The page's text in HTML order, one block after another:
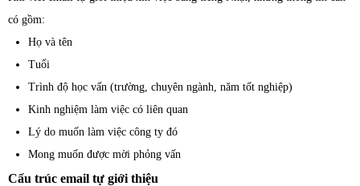
có gồm:
Họ và tên
Tuổi
Trình độ học vấn (trường, chuyên ngành, năm tốt nghiệp)
Kinh nghiệm làm việc có liên quan
Lý do muốn làm việc công ty đó
Mong muốn được mời phỏng vấn
Cấu trúc email tự giới thiệu